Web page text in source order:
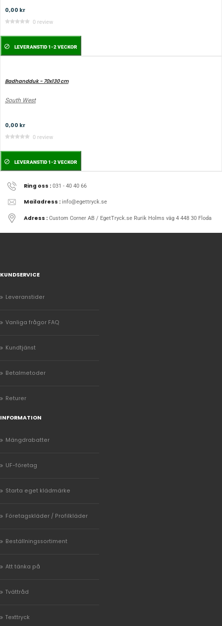
0,00 kr
0 review
LEVERANSTID 1-2 VECKOR
Badhandduk - 70x130 cm
South West
0,00 kr
0 review
LEVERANSTID 1-2 VECKOR
Ring oss : 031 - 40 40 66
Mailadress : info@egettryck.se
Adress : Custom Corner AB / EgetTryck.se Rurik Holms väg 4 448 30 Floda
KUNDSERVICE
Leveranstider
Vanliga frågor FAQ
Kundtjänst
Betalmetoder
Returer
INFORMATION
Mängdrabatter
UF-företag
Starta eget klädmärke
Företagskläder / Profilkläder
Beställningssortiment
Att tänka på
Tvättråd
Texttryck